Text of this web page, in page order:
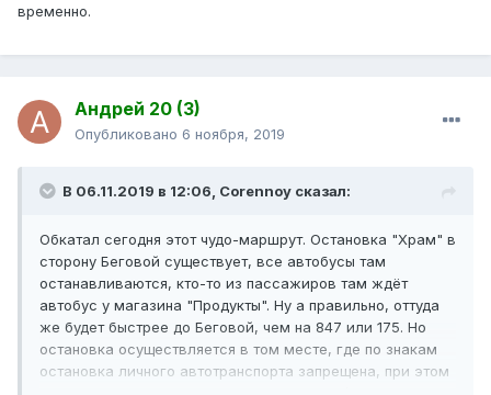
временно.
Андрей 20 (3)
Опубликовано 6 ноября, 2019
В 06.11.2019 в 12:06, Corennoy сказал:
Обкатал сегодня этот чудо-маршрут. Остановка "Храм" в
сторону Беговой существует, все автобусы там
останавливаются, кто-то из пассажиров там ждёт
автобус у магазина "Продукты". Ну а правильно, оттуда
же будет быстрее до Беговой, чем на 847 или 175. Но
остановка осуществляется в том месте, где по знакам
остановка личного автотранспорта запрещена, при этом